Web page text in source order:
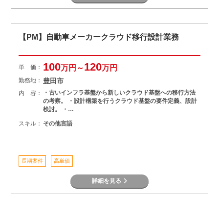
【PM】自動車メーカークラウド移行設計業務
単 価： 100万円～120万円
勤務地： 豊田市
内 容：
・古いインフラ基盤から新しいクラウド基盤への移行方法
の考察。 ・設計構築を行うクラウド基盤の要件定義、設計
検討。 ・…
スキル： その他言語
長期案件 高単価
詳細を見る